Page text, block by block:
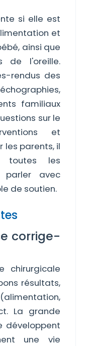
si elle est
et
ainsi que
de l'oreille.
rendus des
familiaux
sur le
et
les parents, il
les
parler avec
de soutien.
corrige-
chirurgicale
résultats,
La grande
développent
une vie